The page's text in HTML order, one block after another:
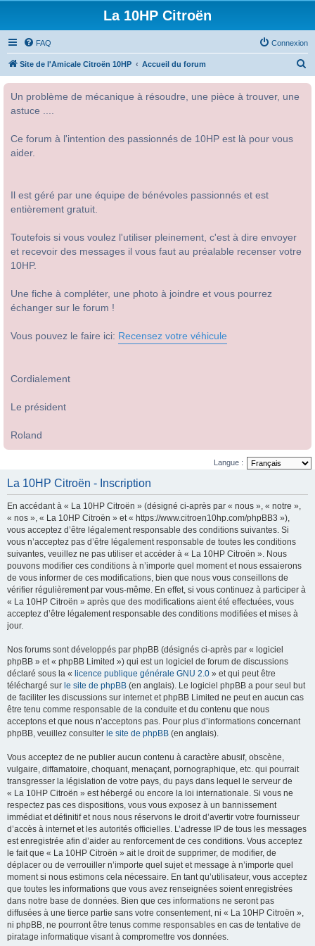
La 10HP Citroën
FAQ Connexion
Site de l'Amicale Citroën 10HP Accueil du forum
Un problème de mécanique à résoudre, une pièce à trouver, une
astuce ....
Ce forum à l'intention des passionnés de 10HP est là pour vous
aider.
Il est géré par une équipe de bénévoles passionnés et est
entièrement gratuit.
Toutefois si vous voulez l'utiliser pleinement, c'est à dire envoyer
et recevoir des messages il vous faut au préalable recenser votre
10HP.
Une fiche à compléter, une photo à joindre et vous pourrez
échanger sur le forum !
Vous pouvez le faire ici: Recensez votre véhicule
Cordialement
Le président
Roland
Langue :
La 10HP Citroën - Inscription
En accédant à « La 10HP Citroën » (désigné ci-après par « nous », « notre »,
« nos », « La 10HP Citroën » et « https://www.citroen10hp.com/phpBB3 »),
vous acceptez d’être légalement responsable des conditions suivantes. Si
vous n’acceptez pas d’être légalement responsable de toutes les conditions
suivantes, veuillez ne pas utiliser et accéder à « La 10HP Citroën ». Nous
pouvons modifier ces conditions à n’importe quel moment et nous essaierons
de vous informer de ces modifications, bien que nous vous conseillons de
vérifier régulièrement par vous-même. En effet, si vous continuez à participer à
« La 10HP Citroën » après que des modifications aient été effectuées, vous
acceptez d’être légalement responsable des conditions modifiées et mises à
jour.
Nos forums sont développés par phpBB (désignés ci-après par « logiciel
phpBB » et « phpBB Limited ») qui est un logiciel de forum de discussions
déclaré sous la « licence publique générale GNU 2.0 » et qui peut être
téléchargé sur le site de phpBB (en anglais). Le logiciel phpBB a pour seul but
de faciliter les discussions sur internet et phpBB Limited ne peut en aucun cas
être tenu comme responsable de la conduite et du contenu que nous
acceptons et que nous n’acceptons pas. Pour plus d’informations concernant
phpBB, veuillez consulter le site de phpBB (en anglais).
Vous acceptez de ne publier aucun contenu à caractère abusif, obscène,
vulgaire, diffamatoire, choquant, menaçant, pornographique, etc. qui pourrait
transgresser la législation de votre pays, du pays dans lequel le serveur de
« La 10HP Citroën » est hébergé ou encore la loi internationale. Si vous ne
respectez pas ces dispositions, vous vous exposez à un bannissement
immédiat et définitif et nous nous réservons le droit d’avertir votre fournisseur
d’accès à internet et les autorités officielles. L’adresse IP de tous les messages
est enregistrée afin d’aider au renforcement de ces conditions. Vous acceptez
le fait que « La 10HP Citroën » ait le droit de supprimer, de modifier, de
déplacer ou de verrouiller n’importe quel sujet et message à n’importe quel
moment si nous estimons cela nécessaire. En tant qu’utilisateur, vous acceptez
que toutes les informations que vous avez renseignées soient enregistrées
dans notre base de données. Bien que ces informations ne seront pas
diffusées à une tierce partie sans votre consentement, ni « La 10HP Citroën »,
ni phpBB, ne pourront être tenus comme responsables en cas de tentative de
piratage informatique visant à compromettre vos données.